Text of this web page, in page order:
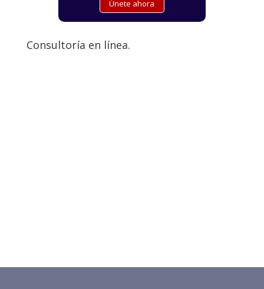
Consultoría en línea.